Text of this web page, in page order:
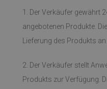
1. Der Verkäufer gewährt
angebotenen Produkte.
Lieferung des Produkts an
2. Der Verkäufer stellt
Produkts zur Verfügung.